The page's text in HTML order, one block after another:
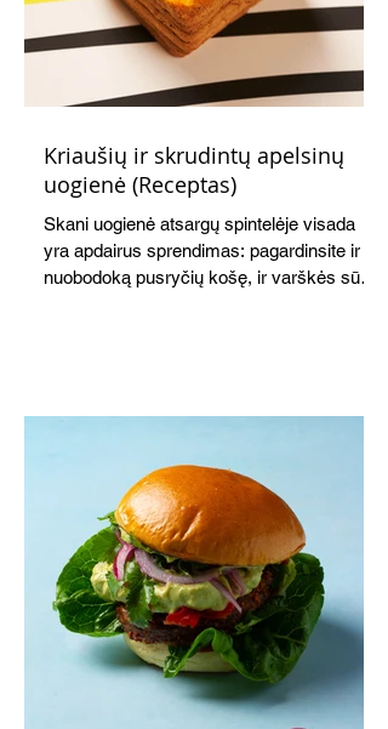
Kriaušių ir skrudintų apelsinų
uogienė (Receptas)
Skani uogienė atsargų spintelėje visada
yra apdairus sprendimas: pagardinsite ir
nuobodoką pusryčių košę, ir varškės sūrį,